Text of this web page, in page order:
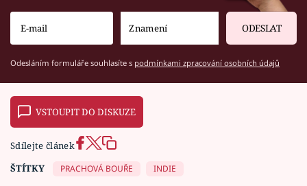
ODESLAT
Odesláním formuláře souhlasíte s podmínkami zpracování osobních údajů
VSTOUPIT DO DISKUZE
Sdílejte článek
ŠTÍTKY
PRACHOVÁ BOUŘE INDIE